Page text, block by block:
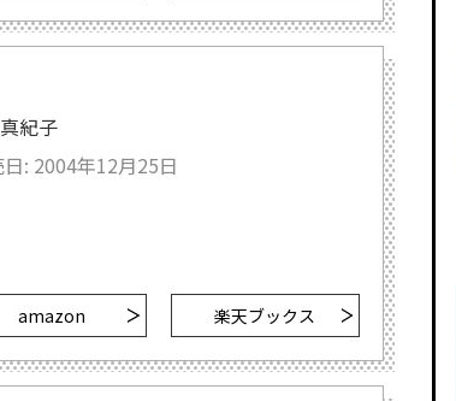
紀子
: 2004年12月25日
amazon 楽天ブックス